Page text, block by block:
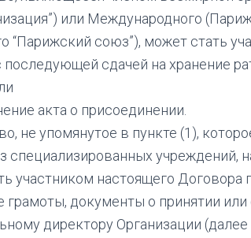
или Международного
“Парижский союз”), может стать
последующей сдачей на хранение
акта о присоединении.
не упомянутое в пункте (1),
специализированных
участником настоящего Договора
документы о принятии
директору Организации